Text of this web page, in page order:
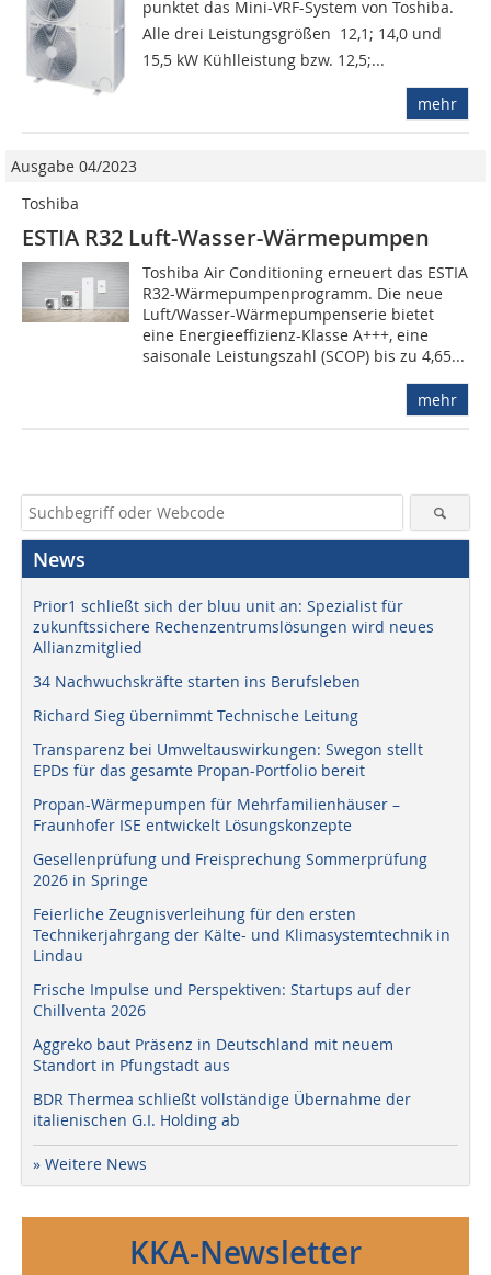
punktet das Mini-VRF-System von Toshiba.
Alle drei Leistungsgrößen  12,1; 14,0 und
15,5 kW Kühlleistung bzw. 12,5;...
mehr
Ausgabe 04/2023
Toshiba
ESTIA R32 Luft-Wasser-Wärmepumpen
Toshiba Air Conditioning erneuert das ESTIA
R32-Wärmepumpenprogramm. Die neue
Luft/Wasser-Wärmepumpenserie bietet
eine Energieeffizienz-Klasse A+++, eine
saisonale Leistungszahl (SCOP) bis zu 4,65...
mehr
News
Prior1 schließt sich der bluu unit an: Spezialist für
zukunftssichere Rechenzentrumslösungen wird neues
Allianzmitglied
34 Nachwuchskräfte starten ins Berufsleben
Richard Sieg übernimmt Technische Leitung
Transparenz bei Umweltauswirkungen: Swegon stellt
EPDs für das gesamte Propan-Portfolio bereit
Propan-Wärmepumpen für Mehrfamilienhäuser –
Fraunhofer ISE entwickelt Lösungskonzepte
Gesellenprüfung und Freisprechung Sommerprüfung
2026 in Springe
Feierliche Zeugnisverleihung für den ersten
Technikerjahrgang der Kälte- und Klimasystemtechnik in
Lindau
Frische Impulse und Perspektiven: Startups auf der
Chillventa 2026
Aggreko baut Präsenz in Deutschland mit neuem
Standort in Pfungstadt aus
BDR Thermea schließt vollständige Übernahme der
italienischen G.I. Holding ab
» Weitere News
KKA-Newsletter